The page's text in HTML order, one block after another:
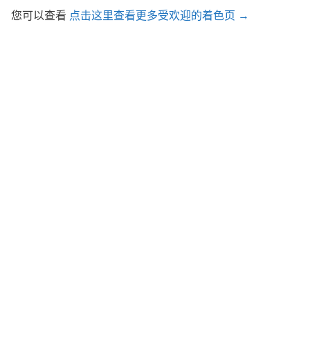
您可以查看 点击这里查看更多受欢迎的着色页 →